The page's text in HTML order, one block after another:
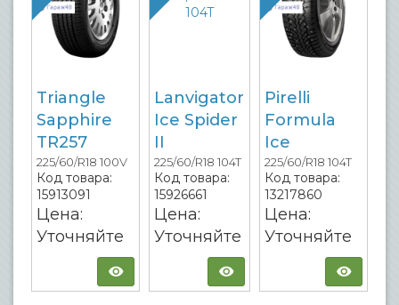
Triangle
Sapphire
TR257
225/60/R18 100V
Код товара:
15913091
Цена:
Уточняйте
Lanvigator
Ice Spider
II
225/60/R18 104T
Код товара:
15926661
Цена:
Уточняйте
Pirelli
Formula
Ice
225/60/R18 104T
Код товара:
13217860
Цена:
Уточняйте